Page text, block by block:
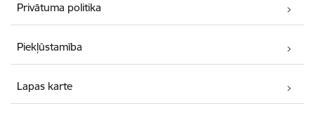
Privātuma politika
Piekļūstamība
Lapas karte